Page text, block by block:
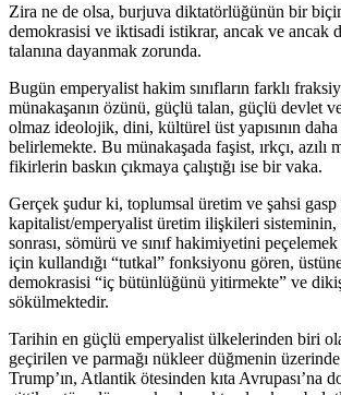
Zira ne de olsa, burjuva diktatörlüğünün bir
demokrasisi ve iktisadi istikrar, ancak ve ancak
talanına dayanmak zorunda.
Bugün emperyalist hakim sınıfların farklı
münakaşanın özünü, güçlü talan, güçlü devlet
olmaz ideolojik, dini, kültürel üst yapısının
belirlemekte. Bu münakaşada faşist, ırkçı, azılı
fikirlerin baskın çıkmaya çalıştığı ise bir vaka.
Gerçek şudur ki, toplumsal üretim ve şahsi
kapitalist/emperyalist üretim ilişkileri sisteminin,
sonrası, sömürü ve sınıf hakimiyetini
için kullandığı “tutkal” fonksiyonu gören,
demokrasisi “iç bütünlüğünü yitirmekte” ve
sökülmektedir.
Tarihin en güçlü emperyalist ülkelerinden biri
geçirilen ve parmağı nükleer düğmenin
Trump’ın, Atlantik ötesinden kıta Avrupası’na